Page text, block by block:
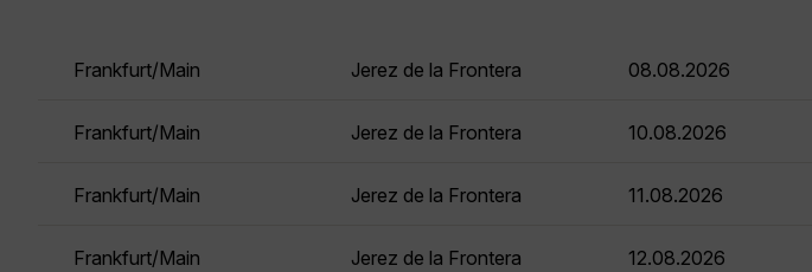
Frankfurt/Main Jerez de la Frontera 08.08.2026
Frankfurt/Main Jerez de la Frontera 10.08.2026
Frankfurt/Main Jerez de la Frontera 11.08.2026
Frankfurt/Main Jerez de la Frontera 12.08.2026